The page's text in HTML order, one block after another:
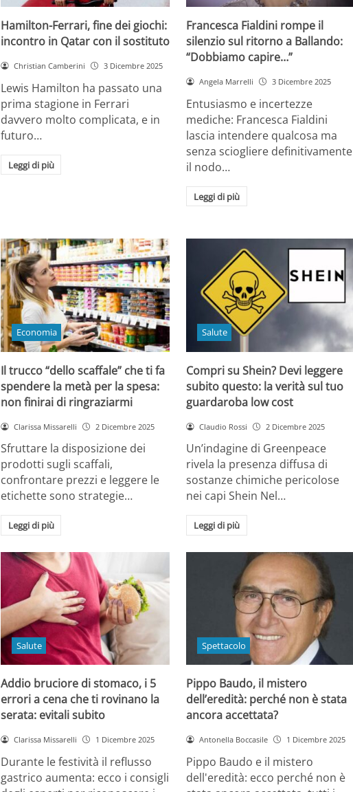
Hamilton-Ferrari, fine dei giochi:
incontro in Qatar con il sostituto
Christian Camberini 3 Dicembre 2025
Lewis Hamilton ha passato una
prima stagione in Ferrari
davvero molto complicata, e in
futuro…
Leggi di più
Francesca Fialdini rompe il
silenzio sul ritorno a Ballando:
“Dobbiamo capire…”
Angela Marrelli 3 Dicembre 2025
Entusiasmo e incertezze
mediche: Francesca Fialdini
lascia intendere qualcosa ma
senza sciogliere definitivamente
il nodo…
Leggi di più
Economia
Il trucco “dello scaffale” che ti fa
spendere la metà per la spesa:
non finirai di ringraziarmi
Clarissa Missarelli 2 Dicembre 2025
Sfruttare la disposizione dei
prodotti sugli scaffali,
confrontare prezzi e leggere le
etichette sono strategie…
Leggi di più
Salute
Compri su Shein? Devi leggere
subito questo: la verità sul tuo
guardaroba low cost
Claudio Rossi 2 Dicembre 2025
Un’indagine di Greenpeace
rivela la presenza diffusa di
sostanze chimiche pericolose
nei capi Shein Nel…
Leggi di più
Salute
Addio bruciore di stomaco, i 5
errori a cena che ti rovinano la
serata: evitali subito
Clarissa Missarelli 1 Dicembre 2025
Durante le festività il reflusso
gastrico aumenta: ecco i consigli
Spettacolo
Pippo Baudo, il mistero
dell’eredità: perché non è stata
ancora accettata?
Antonella Boccasile 1 Dicembre 2025
Pippo Baudo e il mistero
dell'eredità: ecco perché non è